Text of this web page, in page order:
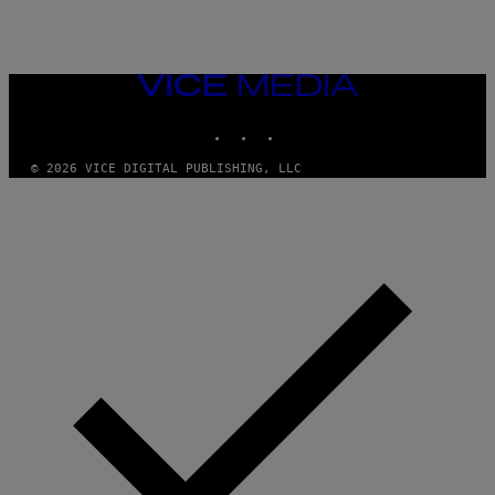
VICE
MEDIA
© 2026 VICE DIGITAL PUBLISHING, LLC